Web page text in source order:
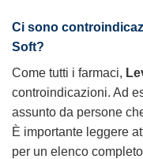
Ci sono
Soft?
Come tutti i farmaci,
controindicazioni. Ad
assunto da persone
È importante leggere
per un elenco